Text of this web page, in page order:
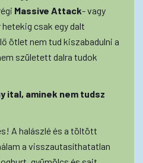
Massive Attack- vagy
csak egy dalt
ötlet nem tud kiszabadulni a
született dalra tudok
ital, aminek nem tudsz
A halászlé és a töltött
a visszautasíthatatlan